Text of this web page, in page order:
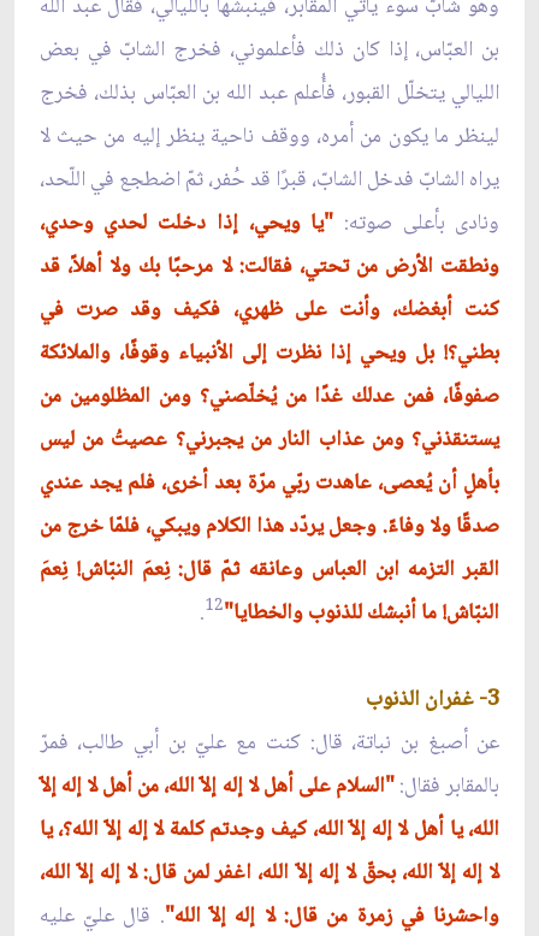
بن العبّاس، إذا كان ذلك فأعلموني، فخرج الشابّ في بعض
الليالي يتخلّل القبور، فأُعلم عبد الله بن العبّاس بذلك، فخرج
لينظر ما يكون من أمره، ووقف ناحية ينظر إليه من حيث لا
يراه الشابّ فدخل الشابّ، قبرًا قد حُفر، ثمّ اضطجع في اللّحد،
ونادى بأعلى صوته: "يا ويحي، إذا دخلت لحدي وحدي،
ونطقت الأرض من تحتي، فقالت: لا مرحبًا بك ولا أهلاً، قد
كنت أبغضك، وأنت على ظهري، فكيف وقد صرت في
بطني؟! بل ويحي إذا نظرت إلى الأنبياء وقوفًا، والملائكة
صفوفًا، فمن عدلك غدًا من يُخلّصني؟ ومن المظلومين من
يستنقذني؟ ومن عذاب النار من يجبرني؟ عصيتُ من ليس
بأهلٍ أن يُعصى، عاهدت ربّي مرّة بعد أخرى، فلم يجد عندي
صدقًا ولا وفاءً. وجعل يردّد هذا الكلام ويبكي، فلمّا خرج من
القبر التزمه ابن العباس وعانقه ثمّ قال: نِعمَ النبّاش! نِعمَ
النبّاش! ما أنبشك للذنوب والخطايا"12
.
3- غفران الذنوب
عن أصبغ بن نباتة، قال: كنت مع عليّ بن أبي طالب، فمرّ
بالمقابر فقال:"السلام على أهل لا إله إلاّ الله، من أهل لا إله إلاّ
الله، يا أهل لا إله إلاّ الله، كيف وجدتم كلمة لا إله إلاّ الله؟، يا
لا إله إلاّ الله، بحقّ لا إله إلاّ الله، اغفر لمن قال: لا إله إلاّ الله،
واحشرنا في زمرة من قال: لا إله إلاّ الله". قال عليّ عليه